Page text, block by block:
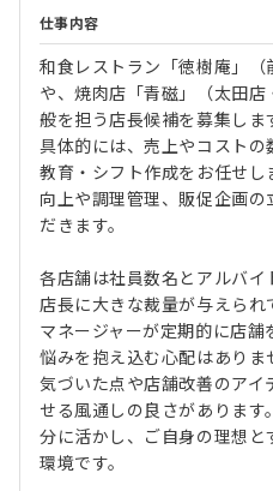
仕事内容
和食レストラン「徳樹庵」（
や、焼肉店「青磁」（太田
般を担う店長候補を募集しま
具体的には、売上やコストの
教育・シフト作成をお任せし
向上や調理管理、販促企画
だきます。
各店舗は社員数名とアルバイ
店長に大きな裁量が与えら
マネージャーが定期的に店
悩みを抱え込む心配はありま
気づいた点や店舗改善のア
せる風通しの良さがありま
分に活かし、ご自身の理想と
環境です。